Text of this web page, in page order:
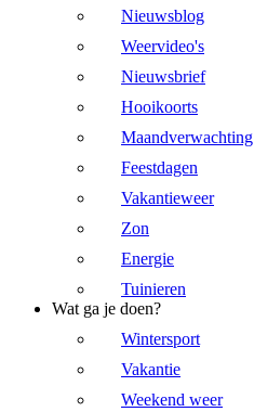
Nieuwsblog
Weervideo's
Nieuwsbrief
Hooikoorts
Maandverwachting
Feestdagen
Vakantieweer
Zon
Energie
Tuinieren
Wat ga je doen?
Wintersport
Vakantie
Weekend weer